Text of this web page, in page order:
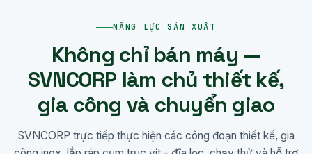
NĂNG LỰC SẢN XUẤT
Không chỉ bán máy —
SVNCORP làm chủ thiết kế,
gia công và chuyển giao
SVNCORP trực tiếp thực hiện các công đoạn thiết kế, gia